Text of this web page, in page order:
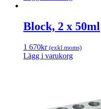
Block, 2 x 50ml
1 670kr (exkl.moms)
Lägg i varukorg